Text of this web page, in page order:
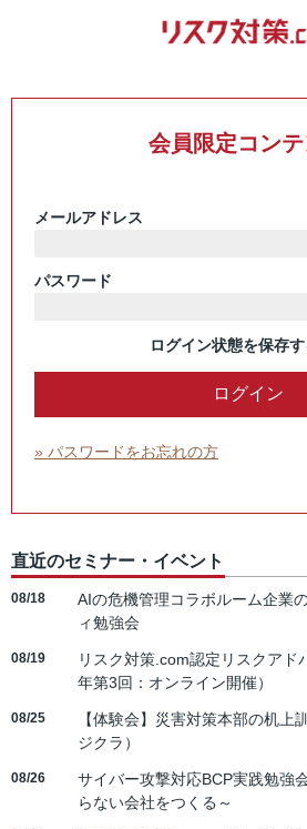
会員限定コン
メールアドレス
パスワード
ログイン状態を保存す
» パスワードをお忘れの方
直近のセミナー・イベント
08/18
AIの危機管理コラボルーム企業
ィ勉強会
08/19
リスク対策.com認定リスクアド
年第3回：オンライン開催）
08/25
【体験会】災害対策本部の机
ジクラ）
08/26
サイバー攻撃対応BCP実践勉強
らない会社をつくる～